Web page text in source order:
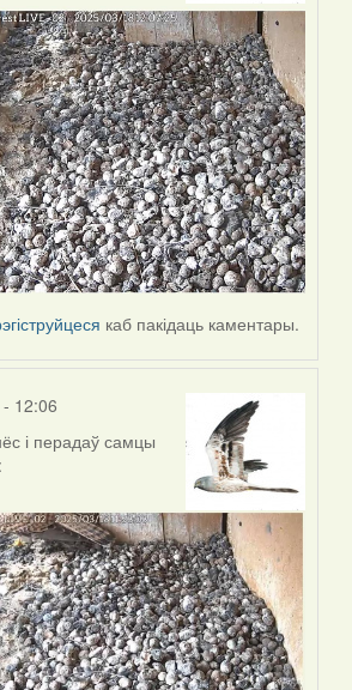
каб пакідаць каментары.
12:06
і перадаў самцы